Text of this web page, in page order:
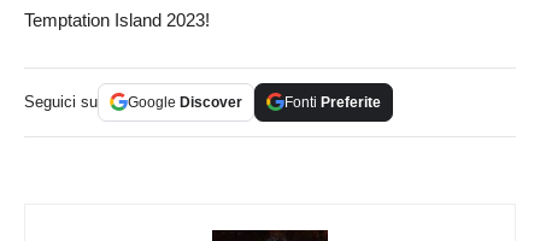
Temptation Island 2023!
Seguici su Google Discover Fonti Preferite